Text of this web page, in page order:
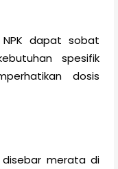
NPK dapat sobat
spesifik
dosis
disebar merata di